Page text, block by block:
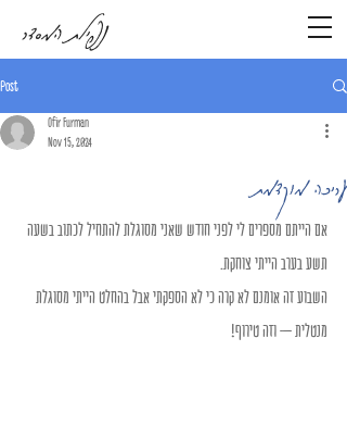
נפילת המסדר
Post
עריכה מוקדמת
Ofir Furman
Nov 15, 2024
אם הייתם מספרים לי לפני חודש שאני מסוגלת להתחיל לכתוב בשעה
תשע בערב הייתי צוחקת.
השבוע זה אומנם לא קרה כי לא הספקתי אבל בהחלט הייתי מסוגלת
מנטלית – וזה טירוף!